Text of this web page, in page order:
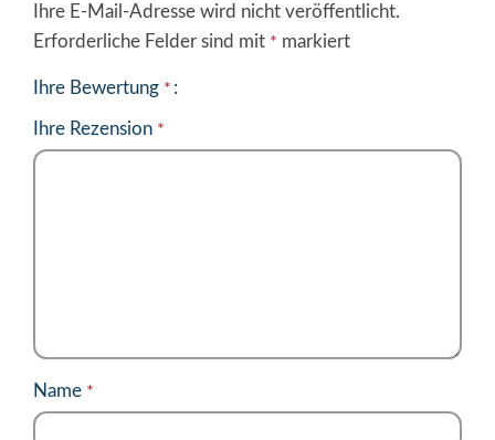
Ihre E-Mail-Adresse wird nicht veröffentlicht.
Erforderliche Felder sind mit * markiert
Ihre Bewertung *
Ihre Rezension *
Name *